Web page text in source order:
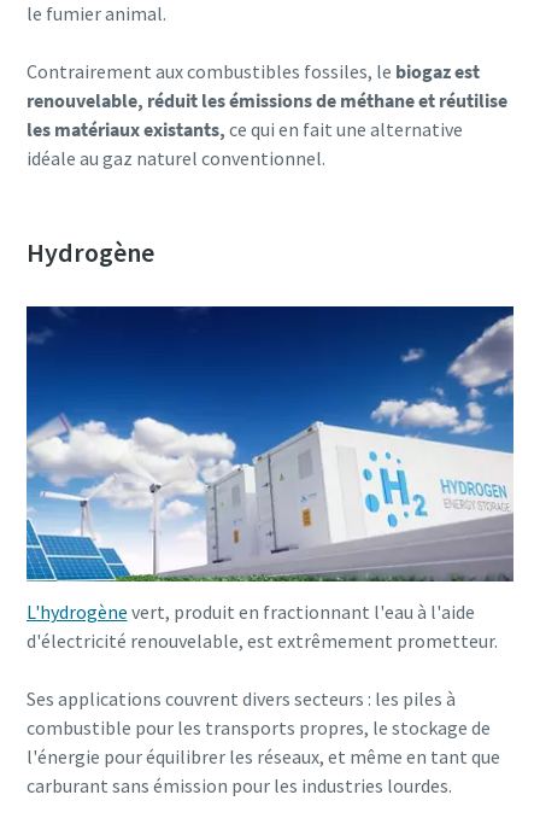
le fumier animal.
Contrairement aux combustibles fossiles, le biogaz est
renouvelable, réduit les émissions de méthane et réutilise
les matériaux existants, ce qui en fait une alternative
idéale au gaz naturel conventionnel.
Hydrogène
L'hydrogène vert, produit en fractionnant l'eau à l'aide
d'électricité renouvelable, est extrêmement prometteur.
Ses applications couvrent divers secteurs : les piles à
combustible pour les transports propres, le stockage de
l'énergie pour équilibrer les réseaux, et même en tant que
carburant sans émission pour les industries lourdes.